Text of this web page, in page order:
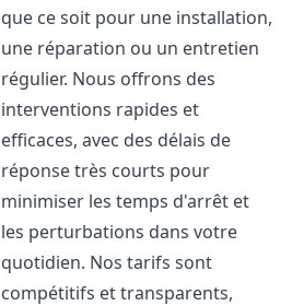
que ce soit pour une installation,
une réparation ou un entretien
régulier. Nous offrons des
interventions rapides et
efficaces, avec des délais de
réponse très courts pour
minimiser les temps d'arrêt et
les perturbations dans votre
quotidien. Nos tarifs sont
compétitifs et transparents,